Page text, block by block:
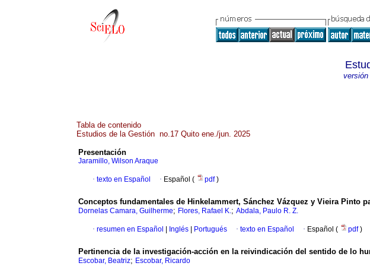
versión
Tabla de contenido
Estudios de la Gestión no.17 Quito ene./jun. 2025
Presentación
Jaramillo, Wilson Araque
· texto en Español · Español ( pdf)
Conceptos fundamentales de Hinkelammert, Sánchez Vázquez y Vieira Pinto
Dornelas Camara, Guilherme; Flores, Rafael K.; Abdala, Paulo R. Z.
· resumen en Español Inglés Portugués · texto en Español · Español ( pdf)
Pertinencia de la investigación-acción en la reivindicación del sentido de lo
Escobar, Beatriz; Escobar, Ricardo